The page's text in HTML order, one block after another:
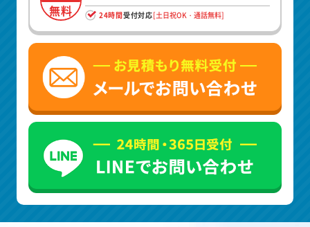
無料 24時間受付対応[土日祝OK・通話無料]